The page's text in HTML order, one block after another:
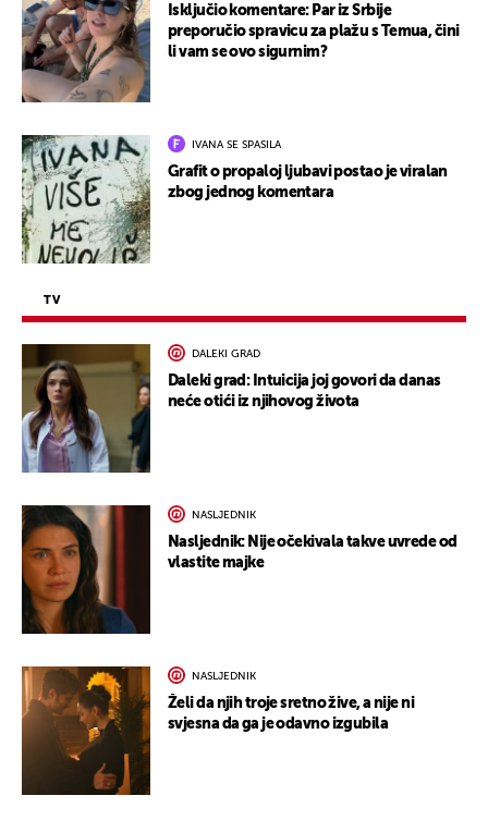
Isključio komentare: Par iz Srbije
preporučio spravicu za plažu s Temua, čini
li vam se ovo sigurnim?
IVANA SE SPASILA
Grafit o propaloj ljubavi postao je viralan
zbog jednog komentara
TV
DALEKI GRAD
Daleki grad: Intuicija joj govori da danas
neće otići iz njihovog života
NASLJEDNIK
Nasljednik: Nije očekivala takve uvrede od
vlastite majke
NASLJEDNIK
Želi da njih troje sretno žive, a nije ni
svjesna da ga je odavno izgubila